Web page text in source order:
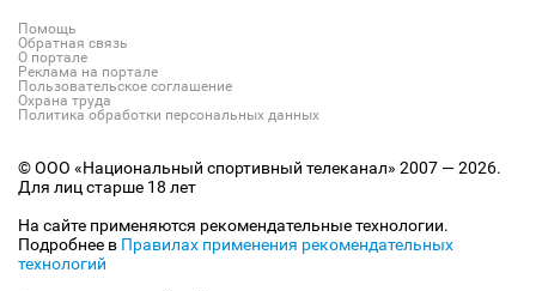
Помощь
Обратная связь
О портале
Реклама на портале
Пользовательское соглашение
Охрана труда
Политика обработки персональных данных
© ООО «Национальный спортивный телеканал» 2007 — 2026.
Для лиц старше 18 лет
На сайте применяются рекомендательные технологии.
Подробнее в Правилах применения рекомендательных
технологий